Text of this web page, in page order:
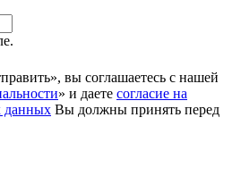
вы соглашаетесь с нашей
» и даете согласие на
данных Вы должны принять перед